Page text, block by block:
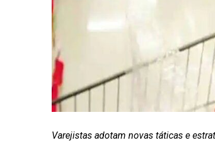
Varejistas adotam novas táticas e